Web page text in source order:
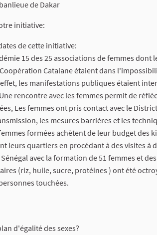
de Dakar
initiative:
de cette initiative:
15 des 25 associations de femmes
Catalane étaient dans
les manifestations publiques étaient
rencontre avec les femmes permit de
Les femmes ont pris contact avec le
les mesures barrières et les
formées achètent de leur budget des
leurs quartiers en procédant à des visites à
avec la formation de 51 femmes et
(riz, huile, sucre, protéines ) ont été
touchées.
d'égalité des sexes?